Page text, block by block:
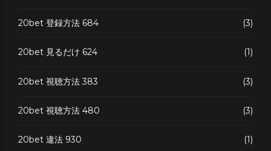
20bet 登録方法 684 (3)
20bet 見るだけ 624 (1)
20bet 視聴方法 383 (3)
20bet 視聴方法 480 (3)
20bet 違法 930 (1)